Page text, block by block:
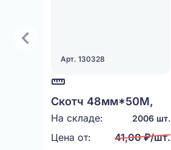
Арт. 130328
Скотч 48мм*50М,
40мкм прозрачный
На складе: 2006 шт.
Цена от:
41,00 ₽/шт.